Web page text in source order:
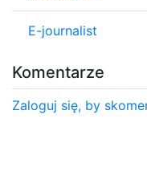
E-journalist
Komentarze
Zaloguj się, by